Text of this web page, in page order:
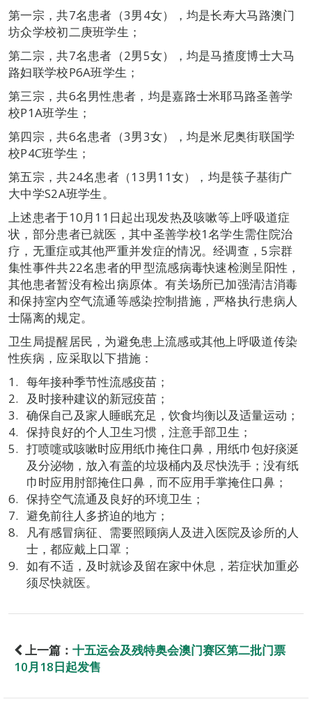
第一宗，共7名患者（3男4女），均是长寿大马路澳门
坊众学校初二庚班学生；
第二宗，共7名患者（2男5女），均是马揸度博士大马
路妇联学校P6A班学生；
第三宗，共6名男性患者，均是嘉路士米耶马路圣善学
校P1A班学生；
第四宗，共6名患者（3男3女），均是米尼奥街联国学
校P4C班学生；
第五宗，共24名患者（13男11女），均是筷子基街广
大中学S2A班学生。
上述患者于10月11日起出现发热及咳嗽等上呼吸道症
状，部分患者已就医，其中圣善学校1名学生需住院治
疗，无重症或其他严重并发症的情况。经调查，5宗群
集性事件共22名患者的甲型流感病毒快速检测呈阳性，
其他患者暂没有检出病原体。有关场所已加强清洁消毒
和保持室内空气流通等感染控制措施，严格执行患病人
士隔离的规定。
卫生局提醒居民，为避免患上流感或其他上呼吸道传染
性疾病，应采取以下措施：
每年接种季节性流感疫苗；
及时接种建议的新冠疫苗；
确保自己及家人睡眠充足，饮食均衡以及适量运动；
保持良好的个人卫生习惯，注意手部卫生；
打喷嚏或咳嗽时应用纸巾掩住口鼻，用纸巾包好痰涎
及分泌物，放入有盖的垃圾桶内及尽快洗手；没有纸
巾时应用肘部掩住口鼻，而不应用手掌掩住口鼻；
保持空气流通及良好的环境卫生；
避免前往人多挤迫的地方；
凡有感冒病征、需要照顾病人及进入医院及诊所的人
士，都应戴上口罩；
如有不适，及时就诊及留在家中休息，若症状加重必
须尽快就医。
上一篇： 十五运会及残特奥会澳门赛区第二批门票
10月18日起发售